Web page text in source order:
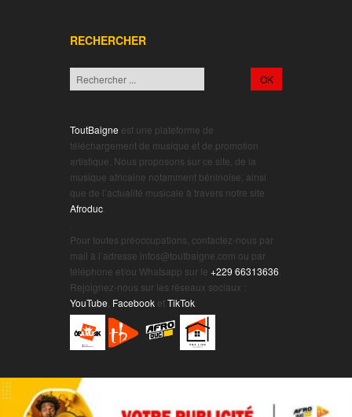
RECHERCHER
ToutBaigne est une plateforme de
téléchargement de musique et de promotion
artistique. Nous proposons sur ce site, de la
musique africaine notamment béninoise, ainsi
que de l’actualité musicale à travers notre site
Afroduc
Pour toutes préoccupations, contactez-nous par
mail à l’adresse infos@toutbaigne.com ou par
téléphone et/ou Whatsapp sur le +229 66313636
Rejoignez-nous sur les réseaux sociaux :
YouTube Facebook etTikTok